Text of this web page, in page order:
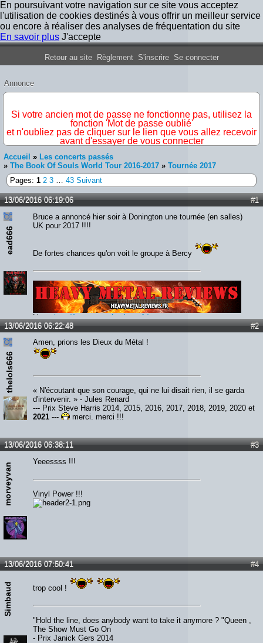
En poursuivant votre navigation sur ce site vous acceptez
l'utilisation de cookies destinés à vous offrir un meilleur service
ou encore à réaliser des analyses de fréquentation du site
En savoir plus J'accepte
Forum Iron Maiden France
Retour au site Règlement S'inscrire Se connecter
Annonce
Si votre ancien mot de passe ne fonctionne pas, utilisez la
fonction 'Mot de passe oublié'
et n'oubliez pas de cliquer sur le lien que vous allez recevoir
avant d'essayer de vous connecter
Accueil » Les concerts passés
» The Book Of Souls World Tour 2016-2017 » Tournée 2017
Pages: 1 2 3 … 43 Suivant
#1
13/06/2016 06:19:06
ead666
Bruce a annoncé hier soir à Donington une tournée (en salles)
UK pour 2017 !!!!
De fortes chances qu'on voit le groupe à Bercy
Lien :http://heavymetalreviews.fr/
#2
13/06/2016 06:22:48
thelols666
Amen, prions les Dieux du Métal !
« N'écoutant que son courage, qui ne lui disait rien, il se garda
d'intervenir. » - Jules Renard
--- Prix Steve Harris 2014, 2015, 2016, 2017, 2018, 2019, 2020 et
2021 --- merci, merci !!!
#3
13/06/2016 06:38:11
morveyvan
Yeeessss !!!
Vinyl Power !!!
#4
13/06/2016 07:50:41
Simbaud trop cool !
"Hold the line, does anybody want to take it anymore ? "Queen ,
The Show Must Go On
- Prix Janick Gers 2014